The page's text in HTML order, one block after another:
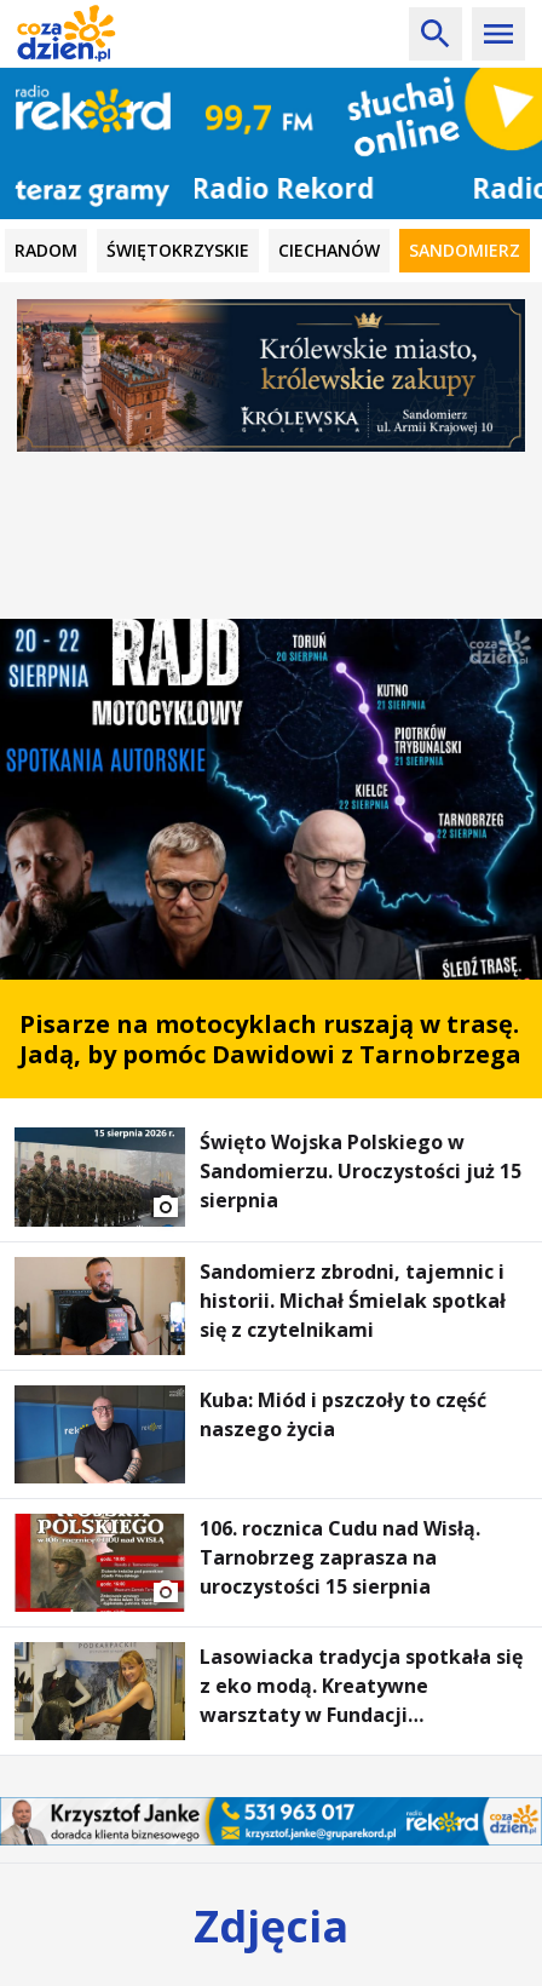
Radio Rekord
RADOM ŚWIĘTOKRZYSKIE CIECHANÓW SANDOMIERZ
Pisarze na motocyklach ruszają w trasę.
Jadą, by pomóc Dawidowi z Tarnobrzega
Święto Wojska Polskiego w
Sandomierzu. Uroczystości już 15
sierpnia
Sandomierz zbrodni, tajemnic i
historii. Michał Śmielak spotkał
się z czytelnikami
Kuba: Miód i pszczoły to część
naszego życia
106. rocznica Cudu nad Wisłą.
Tarnobrzeg zaprasza na
uroczystości 15 sierpnia
Lasowiacka tradycja spotkała się
z eko modą. Kreatywne
warsztaty w Fundacji
Zdjęcia